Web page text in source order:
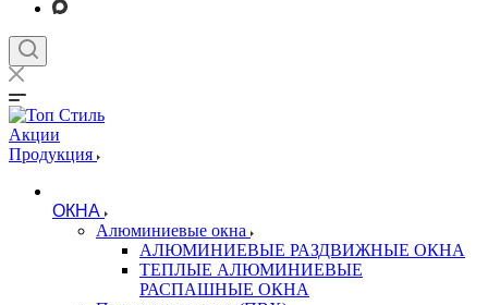
Акции
Продукция
ОКНА
Алюминиевые окна
АЛЮМИНИЕВЫЕ РАЗДВИЖНЫЕ ОКНА
ТЕПЛЫЕ АЛЮМИНИЕВЫЕ
РАСПАШНЫЕ ОКНА